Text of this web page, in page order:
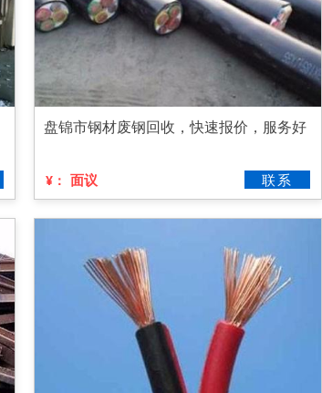
盘锦市钢材废钢回收，快速报价，服务好
¥： 面议 联系